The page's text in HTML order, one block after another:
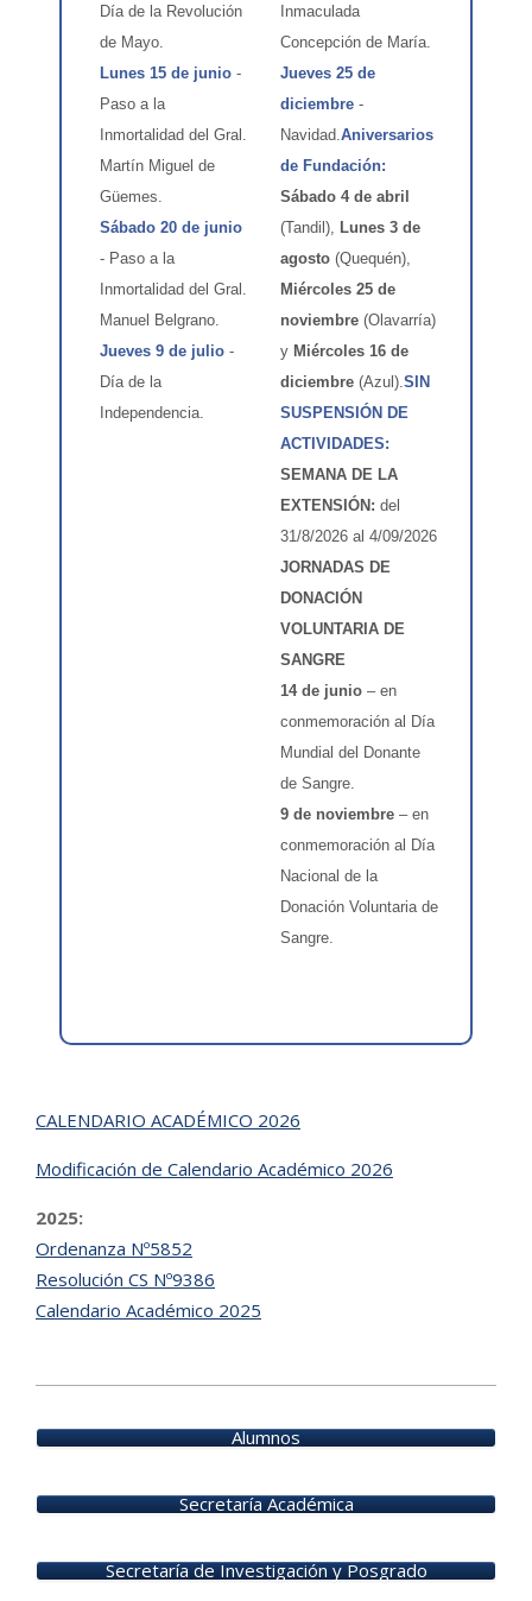
Día de la Revolución
de Mayo.
Lunes 15 de junio -
Paso a la
Inmortalidad del Gral.
Martín Miguel de
Güemes.
Sábado 20 de junio
- Paso a la
Inmortalidad del Gral.
Manuel Belgrano.
Jueves 9 de julio -
Día de la
Independencia.
Inmaculada
Concepción de María.
Jueves 25 de
diciembre -
Navidad.Aniversarios
de Fundación:
Sábado 4 de abril
(Tandil), Lunes 3 de
agosto (Quequén),
Miércoles 25 de
noviembre (Olavarría)
y Miércoles 16 de
diciembre (Azul).SIN
SUSPENSIÓN DE
ACTIVIDADES:
SEMANA DE LA
EXTENSIÓN: del
31/8/2026 al 4/09/2026
JORNADAS DE
DONACIÓN
VOLUNTARIA DE
SANGRE
14 de junio – en
conmemoración al Día
Mundial del Donante
de Sangre.
9 de noviembre – en
conmemoración al Día
Nacional de la
Donación Voluntaria de
Sangre.
CALENDARIO ACADÉMICO 2026
Modificación de Calendario Académico 2026
2025:
Ordenanza Nº5852
Resolución CS Nº9386
Calendario Académico 2025
12-
Alumnos
Secretaría Académica
Secretaría de Investigación y Posgrado